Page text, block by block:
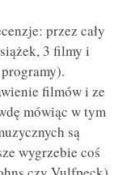
przez cały
3 filmy i
filmów i ze
mówiąc w tym
są
wygrzebie coś